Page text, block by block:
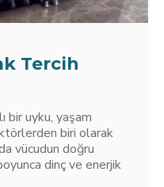
Tercih
bir uyku, yaşam
biri olarak
vücudun doğru
dinç ve enerjik